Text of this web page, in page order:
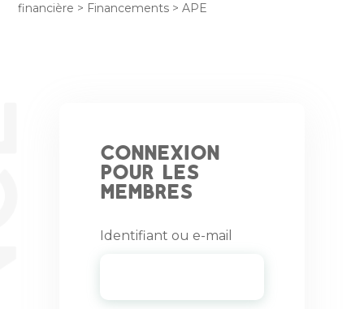
financière > Financements >APE
Connexion
pour les
membres
Identifiant ou e-mail